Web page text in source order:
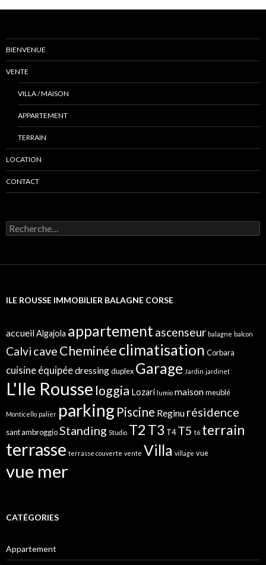
BIENVENUE
VENTE
VILLA / MAISON
APPARTEMENT
TERRAIN
LOCATION
CONTACT
R
e
h
ILE ROUSSE IMMOBILIER BALAGNE CORSE
accueilAlgajola appartementascenseur balagne balcon
Calvi cave Cheminéeclimatisation Corbara
cuisine équipéedressingduplex Garage Jardin jardinet
L'Ile Rousse loggia Lozari lumio maisonmeublé
Monticello palier parking Piscine Reginu résidence
sant ambroggioStanding Studio T2 T3 T4 T5 t6 terrain
terrasse terrasse couverte vente Villa village vue
vue mer
CATÉGORIES
Appartement